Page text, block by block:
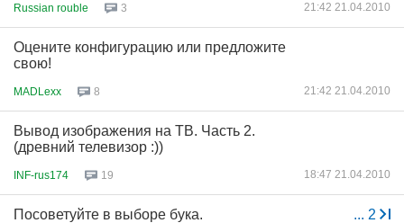
Russian rouble 3 21:42 21.04.2010
Оцените конфигурацию или предложите
свою!
MADLexx 8 21:42 21.04.2010
Вывод изображения на ТВ. Часть 2.
(древний телевизор :))
INF-rus174 19 18:47 21.04.2010
... 2
Посоветуйте в выборе бука.